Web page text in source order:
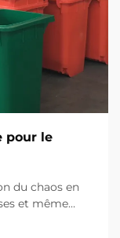
pour le
du chaos en
et même